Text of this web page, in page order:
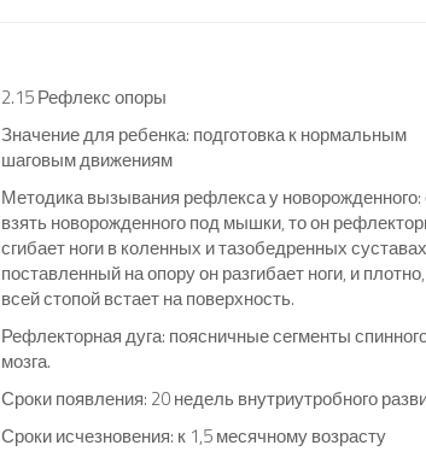
2.15 Рефлекс опоры
Значение для ребенка: подготовка к нормальным
шаговым движениям
Методика вызывания рефлекса у новорожденного:
взять новорожденного под мышки, то он
сгибает ноги в коленных и тазобедренных
поставленный на опору он разгибает ноги, и плотно,
всей стопой встает на поверхность.
Рефлекторная дуга: поясничные сегменты
мозга.
Сроки появления: 20 недель внутриутробного
Сроки исчезновения: к 1,5 месячному возрасту